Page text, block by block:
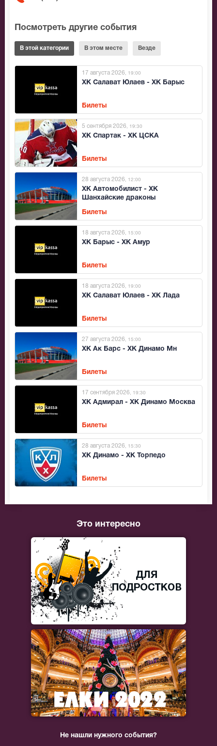
Посмотреть другие события
В этой категории В этом месте Везде
ХК Салават Юлаев - ХК Барыс
17 августа 2026 , 19:00
Билеты
ХК Спартак - ХК ЦСКА
5 сентября 2026 , 19:30
Билеты
ХК Автомобилист - ХК
Шанхайские драконы
28 августа 2026 , 12:00
Билеты
ХК Барыс - ХК Амур
18 августа 2026 , 15:00
Билеты
ХК Салават Юлаев - ХК Лада
18 августа 2026 , 19:00
Билеты
ХК Ак Барс - ХК Динамо Мн
27 августа 2026 , 15:00
Билеты
ХК Адмирал - ХК Динамо Москва
17 сентября 2026 , 19:30
Билеты
ХК Динамо - ХК Торпедо
28 августа 2026 , 15:30
Билеты
Это интересно
Не нашли нужного события?